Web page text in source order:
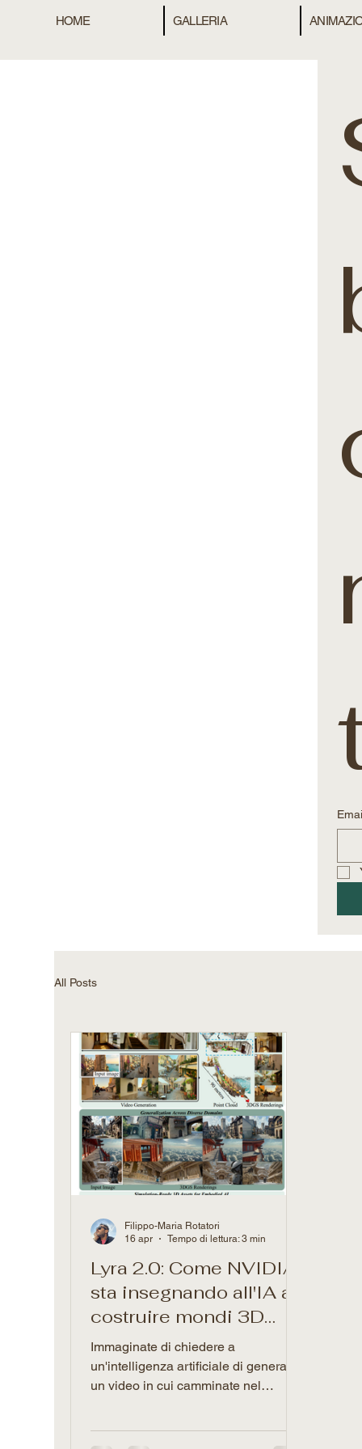
HOME GALLERIA
All Posts
Lyra 2.0: Come NVIDIA
sta insegnando all'IA a
costruire mondi 3D
infiniti e persistenti
Immaginate di chiedere a
un'intelligenza artificiale di generare
un video in cui camminate nel
Filippo-Maria Rotatori
16 apr
Tempo di lettura: 3 min